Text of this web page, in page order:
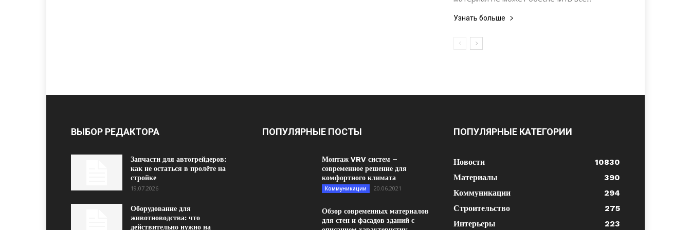
Узнать больше
ВЫБОР РЕДАКТОРА
Запчасти для автогрейдеров:
как не остаться в пролёте на
стройке
19.07.2026
Оборудование для
животноводства: что
действительно нужно на
ПОПУЛЯРНЫЕ ПОСТЫ
Монтаж VRV систем –
современное решение для
комфортного климата
Коммуникации 20.06.2021
Обзор современных материалов
для стен и фасадов зданий с
ПОПУЛЯРНЫЕ КАТЕГОРИИ
Новости
10830
Материалы
390
Коммуникации
294
Строительство
275
Интерьеры
223